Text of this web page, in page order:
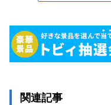
関連記事